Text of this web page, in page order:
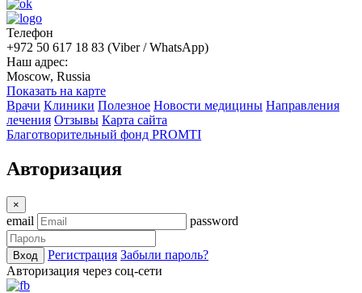
Телефон
+972 50 617 18 83 (Viber / WhatsApp)
Наш адрес:
Moscow, Russia
Показать на карте
Врачи Клиники Полезное Новости медицины Направления
лечения Отзывы Карта сайта
Благотворительный фонд PROMTI
Авторизация
×
email password
Вход Регистрация Забыли пароль?
Авторизация через соц-сети